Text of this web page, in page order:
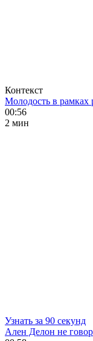
Контекст
Молодость в рамках
00:56
2 мин
Узнать за 90 секунд
Ален Делон не